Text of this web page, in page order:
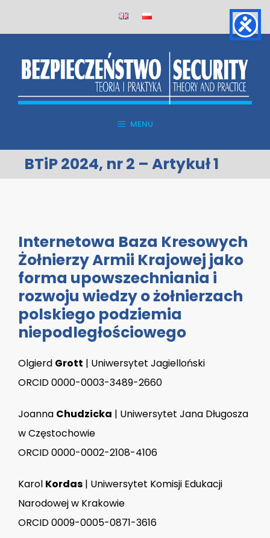
MENU
BTiP 2024, nr 2 – Artykuł 1
Internetowa Baza Kresowych
Żołnierzy Armii Krajowej jako
forma upowszechniania i
rozwoju wiedzy o żołnierzach
polskiego podziemia
niepodległościowego
Olgierd Grott | Uniwersytet Jagielloński
ORCID 0000-0003-3489-2660
Joanna Chudzicka | Uniwersytet Jana Długosza
w Częstochowie
ORCID 0000-0002-2108-4106
Karol Kordas | Uniwersytet Komisji Edukacji
Narodowej w Krakowie
ORCID 0009-0005-0871-3616